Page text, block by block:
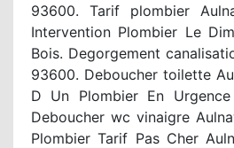
93600. Tarif plombier
Intervention Plombier Le
Bois. Degorgement
93600. Deboucher toilette
D Un Plombier En
Deboucher wc vinaigre
Plombier Tarif Pas Cher